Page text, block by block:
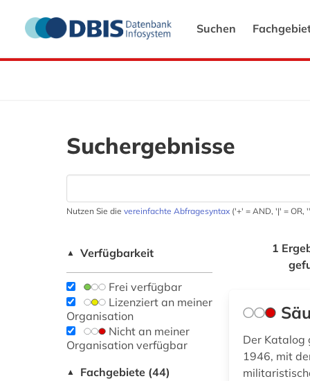
Suchen
Suchergebnisse
Nutzen Sie die vereinfachte Abfragesyntax ('+' = AND, '|' = OR,
▲ Verfügbarkeit
Frei verfügbar
Lizenziert an meiner
Organisation
Nicht an meiner
Organisation verfügbar
▲ Fachgebiete (44)
1
Der Katalog
1946, mit